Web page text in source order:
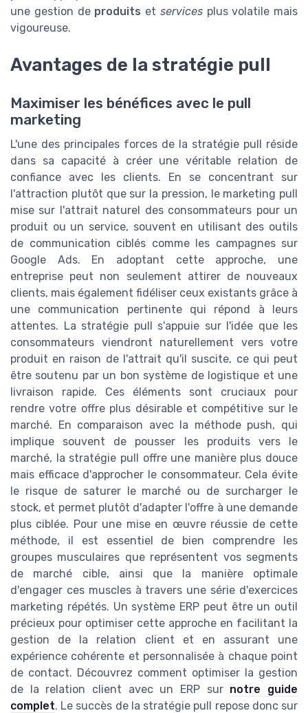
une gestion de produits et servicesplus volatile mais
vigoureuse.
Avantages de la stratégie pull
Maximiser les bénéfices avec le pull
marketing
L'une des principales forces de la stratégie pull réside
dans sa capacité à créer une véritable relation de
confiance avec les clients. En se concentrant sur
l'attraction plutôt que sur la pression, le marketing pull
mise sur l'attrait naturel des consommateurs pour un
produit ou un service, souvent en utilisant des outils
de communication ciblés comme les campagnes sur
Google Ads. En adoptant cette approche, une
entreprise peut non seulement attirer de nouveaux
clients, mais également fidéliser ceux existants grâce à
une communication pertinente qui répond à leurs
attentes. La stratégie pull s'appuie sur l'idée que les
consommateurs viendront naturellement vers votre
produit en raison de l'attrait qu'il suscite, ce qui peut
être soutenu par un bon système de logistique et une
livraison rapide. Ces éléments sont cruciaux pour
rendre votre offre plus désirable et compétitive sur le
marché. En comparaison avec la méthode push, qui
implique souvent de pousser les produits vers le
marché, la stratégie pull offre une manière plus douce
mais efficace d'approcher le consommateur. Cela évite
le risque de saturer le marché ou de surcharger le
stock, et permet plutôt d'adapter l'offre à une demande
plus ciblée. Pour une mise en œuvre réussie de cette
méthode, il est essentiel de bien comprendre les
groupes musculaires que représentent vos segments
de marché cible, ainsi que la manière optimale
d'engager ces muscles à travers une série d'exercices
marketing répétés. Un système ERP peut être un outil
précieux pour optimiser cette approche en facilitant la
gestion de la relation client et en assurant une
expérience cohérente et personnalisée à chaque point
de contact. Découvrez comment optimiser la gestion
de la relation client avec un ERP sur notre guide
complet. Le succès de la stratégie pull repose donc sur